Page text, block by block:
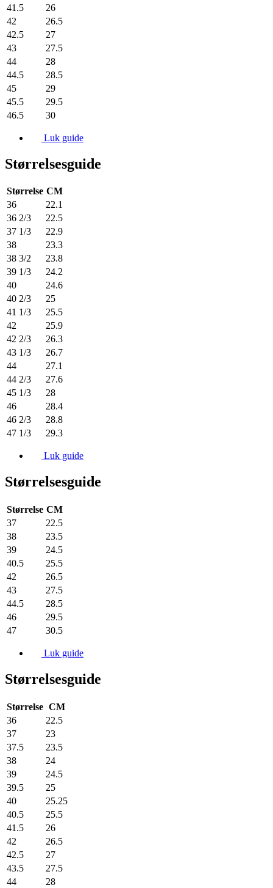
41.5
26
42
26.5
42.5
27
43
27.5
44
28
44.5
28.5
45
29
45.5
29.5
46.5
30
Luk guide
Størrelsesguide
Størrelse CM
36
22.1
36 2/3
22.5
37 1/3
22.9
38
23.3
38 3/2
23.8
39 1/3
24.2
40
24.6
40 2/3
25
41 1/3
25.5
42
25.9
42 2/3
26.3
43 1/3
26.7
44
27.1
44 2/3
27.6
45 1/3
28
46
28.4
46 2/3
28.8
47 1/3
29.3
Luk guide
Størrelsesguide
Størrelse CM
37
22.5
38
23.5
39
24.5
40.5
25.5
42
26.5
43
27.5
44.5
28.5
46
29.5
47
30.5
Luk guide
Størrelsesguide
Størrelse CM
36
22.5
37
23
37.5
23.5
38
24
39
24.5
39.5
25
40
25.25
40.5
25.5
41.5
26
42
26.5
42.5
27
43.5
27.5
44
28